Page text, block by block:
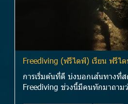
Freediving (ฟรีไดฟ์) เรียน ฟรีไ
การเริ่มต้นที่ดี บ่งบอกเส้นทางที่ส
Freediving ช่วงนี้มีคนทักมาถาม